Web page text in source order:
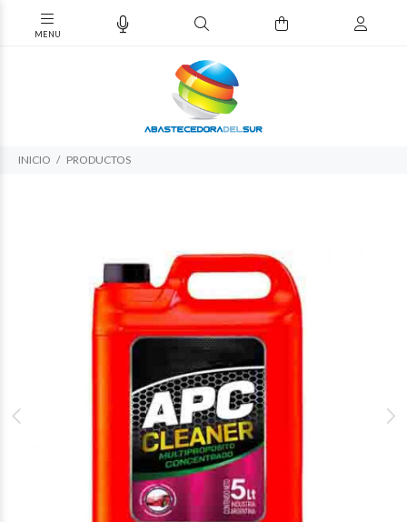
INICIO PRODUCTOS